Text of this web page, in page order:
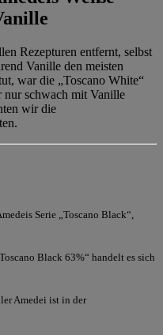
Rezepturen entfernt, selbst
Vanille den meisten
war die „Toscano White“
nur schwach mit Vanille
wir die
Serie „Toscano Black“,
Black 63%“ handelt es sich
Amedei ist in der